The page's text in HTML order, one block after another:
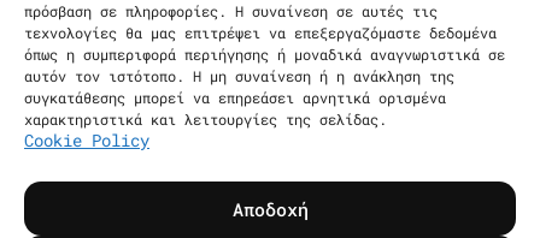
πρόσβαση σε πληροφορίες. Η συναίνεση σε αυτές τις
τεχνολογίες θα μας επιτρέψει να επεξεργαζόμαστε δεδομένα
όπως η συμπεριφορά περιήγησης ή μοναδικά αναγνωριστικά σε
αυτόν τον ιστότοπο. Η μη συναίνεση ή η ανάκληση της
συγκατάθεσης μπορεί να επηρεάσει αρνητικά ορισμένα
χαρακτηριστικά και λειτουργίες της σελίδας.
Cookie Policy
Αποδοχή
Ασφαλείς Πληρωμές
Όροι & Προϋποθέσεις